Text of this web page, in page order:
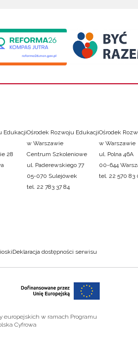
Edukacji
28
Ośrodek Rozwoju Edukacji
w Warszawie
Centrum Szkoleniowe
ul. Paderewskiego 77
05-070 Sulejówek
tel. 22 783 37 84
Ośrodek
w Warszawie
ul. Polna 46A
00-644
tel. 22 570 83
Deklaracja dostępności serwisu
europejskich w ramach Programu
Cyfrowa